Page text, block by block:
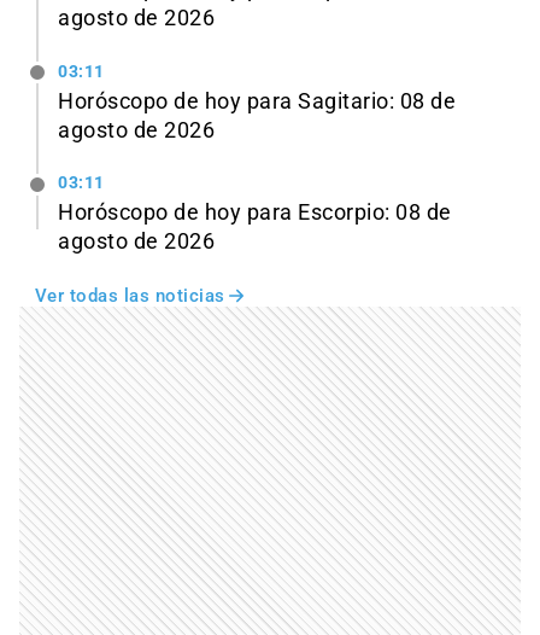
agosto de 2026
03:11
Horóscopo de hoy para Sagitario: 08 de
agosto de 2026
03:11
Horóscopo de hoy para Escorpio: 08 de
agosto de 2026
Ver todas las noticias